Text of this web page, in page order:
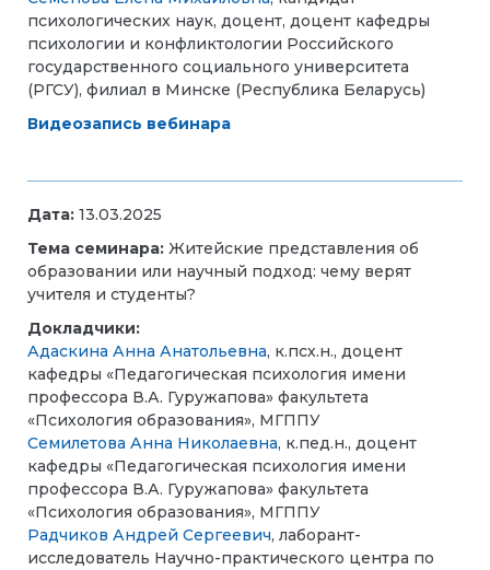
психологических наук, доцент, доцент кафедры
психологии и конфликтологии Российского
государственного социального университета
(РГСУ), филиал в Минске (Республика Беларусь)
Видеозапись вебинара
Дата: 13.03.2025
Тема семинара: Житейские представления об
образовании или научный подход: чему верят
учителя и студенты?
Докладчики:
Адаскина Анна Анатольевна, к.псх.н., доцент
кафедры «Педагогическая психология имени
профессора В.А. Гуружапова» факультета
«Психология образования», МГППУ
Семилетова Анна Николаевна, к.пед.н., доцент
кафедры «Педагогическая психология имени
профессора В.А. Гуружапова» факультета
«Психология образования», МГППУ
Радчиков Андрей Сергеевич, лаборант-
исследователь Научно-практического центра по